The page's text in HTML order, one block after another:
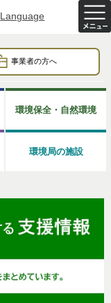
Language
事業者の方へ
環境保全・自然環境
環境局の施設